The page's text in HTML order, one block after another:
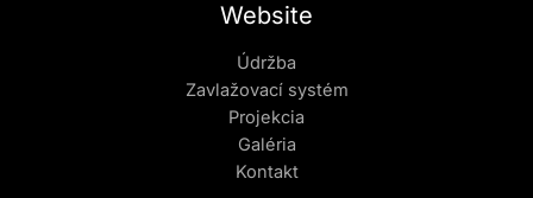
Website
Údržba
Zavlažovací systém
Projekcia
Galéria
Kontakt